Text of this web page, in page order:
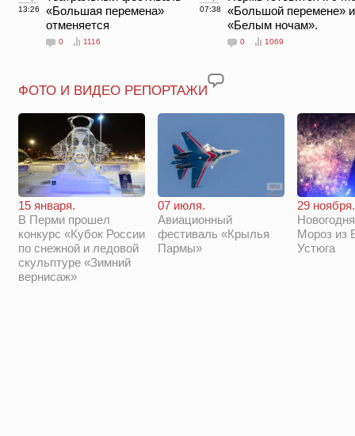
13:26
«Большая перемена»
отменяется
0 1116
07:38
«Большой перемене» и
«Белым ночам».
0 1069
ФОТО И ВИДЕО РЕПОРТАЖИ
15 января.
В Перми прошел
конкурс «Кубок России
по снежной и ледовой
скульптуре «Зимний
вернисаж»
07 июля.
Авиационный
фестиваль «Крылья
Пармы»
29 ноября.
Мороз из
Устюга